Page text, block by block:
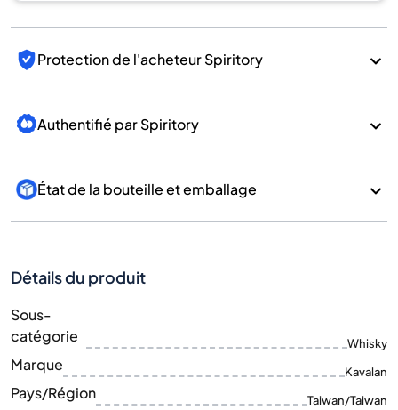
Protection de l'acheteur Spiritory
Authentifié par Spiritory
État de la bouteille et emballage
Détails du produit
Sous-
catégorie
Whisky
Marque Kavalan
Pays/Région Taiwan/Taiwan